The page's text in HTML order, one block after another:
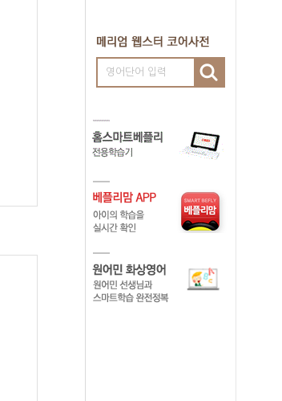
영어단어 입력